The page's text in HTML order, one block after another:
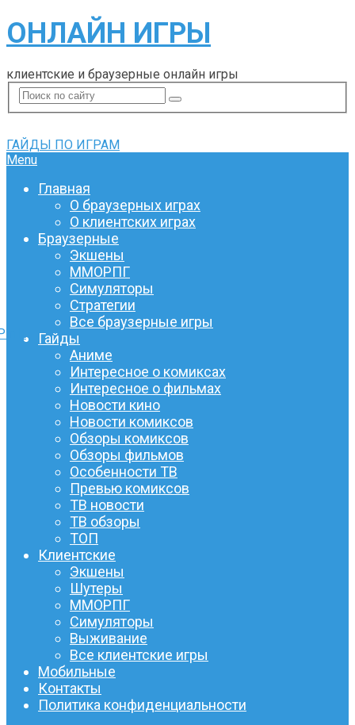
ОНЛАЙН ИГРЫ
клиентские и браузерные онлайн игры
ГАЙДЫ ПО ИГРАМ
Menu
Главная
О браузерных играх
О клиентских играх
Браузерные
Экшены
ММОРПГ
Симуляторы
Стратегии
Все браузерные игры
Гайды
Аниме
Интересное о комиксах
Интересное о фильмах
Новости кино
Новости комиксов
Обзоры комиксов
Обзоры фильмов
Особенности ТВ
Превью комиксов
ТВ новости
ТВ обзоры
ТОП
Клиентские
Экшены
Шутеры
ММОРПГ
Симуляторы
Выживание
Все клиентские игры
Мобильные
Контакты
Политика конфиденциальности
It